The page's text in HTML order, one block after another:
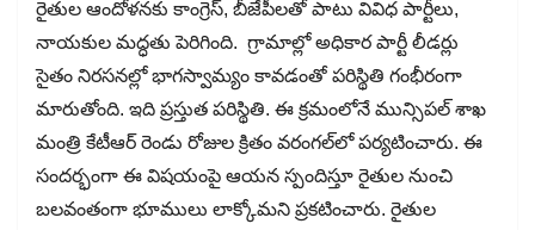
రైతుల ఆందోళనకు కాంగ్రెస్​, బీజేపీలతో పాటు వివిధ పార్టీలు,
నాయకుల మద్ధతు పెరిగింది. గ్రామాల్లో అధికార పార్టీ లీడర్లు
సైతం నిరసనల్లో భాగస్వామ్యం కావడంతో పరిస్థితి గంభీరంగా
మారుతోంది. ఇది ప్రస్తుత పరిస్థితి. ఈ క్రమంలోనే మున్సిపల్​ శాఖ
మంత్రి కేటీఆర్​ రెండు రోజుల క్రితం వరంగల్​లో పర్యటించారు. ఈ
సందర్భంగా ఈ విషయంపై ఆయన స్పందిస్తూ రైతుల నుంచి
బలవంతంగా భూములు లాక్కోమని ప్రకటించారు. రైతుల